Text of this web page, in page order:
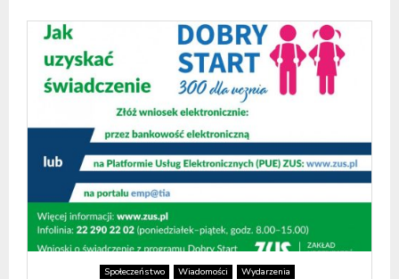
Społeczeństwo Wiadomości Wydarzenia